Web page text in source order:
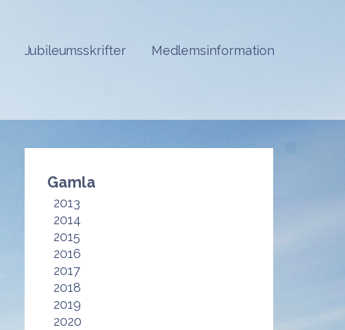
Jubileumsskrifter Medlemsinformation
Gamla
2013
2014
2015
2016
2017
2018
2019
2020